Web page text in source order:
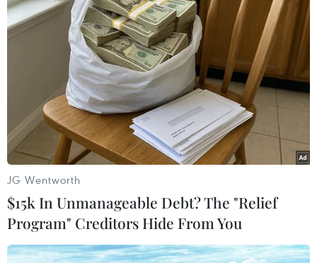
TIN LIÊN QUAN
JG Wentworth
$15k In Unmanageable Debt? The "Relief
Program" Creditors Hide From You